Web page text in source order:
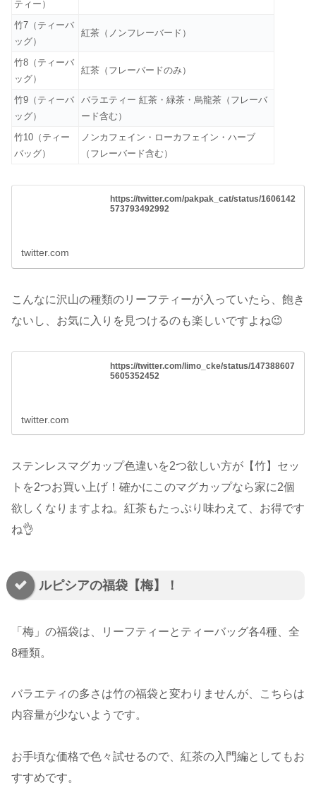
ティー）
竹7（ティーバ
ッグ）
紅茶（ノンフレーバード）
竹8（ティーバ
ッグ）
紅茶（フレーバードのみ）
竹9（ティーバ
ッグ）
バラエティー 紅茶・緑茶・烏龍茶（フレーバ
ード含む）
竹10（ティー
バッグ）
ノンカフェイン・ローカフェイン・ハーブ
（フレーバード含む）
https://twitter.com/pakpak_cat/status/1606142
573793492992
twitter.com
こんなに沢山の種類のリーフティーが入っていたら、飽き
ないし、お気に入りを見つけるのも楽しいですよね😉
https://twitter.com/limo_cke/status/147388607
5605352452
twitter.com
ステンレスマグカップ色違いを2つ欲しい方が【竹】セッ
トを2つお買い上げ！確かにこのマグカップなら家に2個
欲しくなりますよね。紅茶もたっぷり味わえて、お得です
ね👌
ルピシアの福袋【梅】！
「梅」の福袋は、リーフティーとティーバッグ各4種、全
8種類。
バラエティの多さは竹の福袋と変わりませんが、こちらは
内容量が少ないようです。
お手頃な価格で色々試せるので、紅茶の入門編としてもお
すすめです。